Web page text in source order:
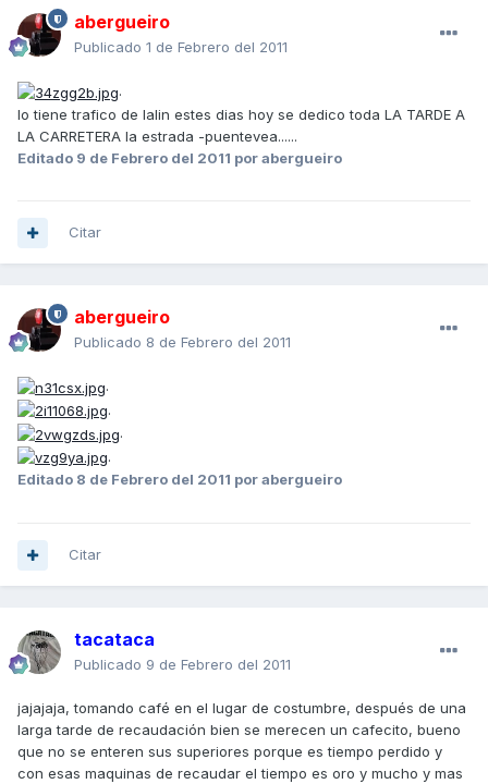
abergueiro
Publicado 1 de Febrero del 2011
.
lo tiene trafico de lalin estes dias hoy se dedico toda LA TARDE A
LA CARRETERA la estrada -puentevea......
Editado 9 de Febrero del 2011 por abergueiro
Citar
abergueiro
Publicado 8 de Febrero del 2011
.
.
.
.
Editado 8 de Febrero del 2011 por abergueiro
Citar
tacataca
Publicado 9 de Febrero del 2011
jajajaja, tomando café en el lugar de costumbre, después de una
larga tarde de recaudación bien se merecen un cafecito, bueno
que no se enteren sus superiores porque es tiempo perdido y
con esas maquinas de recaudar el tiempo es oro y mucho y mas